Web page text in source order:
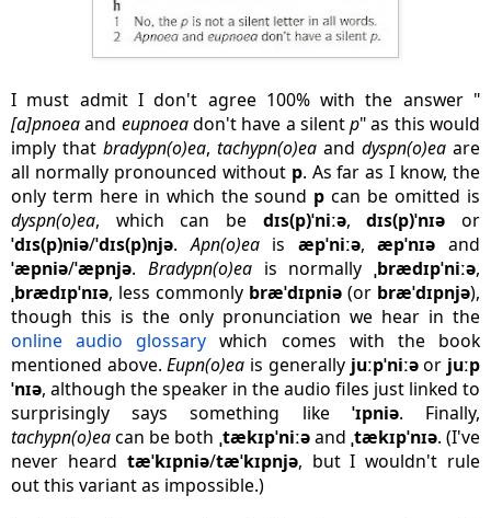
I must admit I don't agree 100% with the answer "
[a]pnoeaand eupnoeadon't have a silentp" as this would
imply that bradypn(o)ea, tachypn(o)ea and dyspn(o)ea are
all normally pronounced without p. As far as I know, the
only term here in which the sound p can be omitted is
dyspn(o)ea, which can be dɪs(p)ˈniːə,dɪs(p)ˈnɪə or
ˈdɪs(p)niə/ˈdɪs(p)njə.Apn(o)eais æpˈniːə,æpˈnɪə and
ˈæpniə/ˈæpnjə. Bradypn(o)eais normally ˌbrædɪpˈniːə,
ˌbrædɪpˈnɪə, less commonly bræˈdɪpniə (or bræˈdɪpnjə),
though this is the only pronunciation we hear in the
online audio glossary which comes with the book
mentioned above.Eupn(o)ea is generally juːpˈniːəor juːp
ˈnɪə, although the speaker in the audio files just linked to
surprisingly says something like ˈɪpniə. Finally,
tachypn(o)eacan be both ˌtækɪpˈniːəand ˌtækɪpˈnɪə. (I've
never heard tæˈkɪpniə/tæˈkɪpnjə, but I wouldn't rule
out this variant as impossible.)